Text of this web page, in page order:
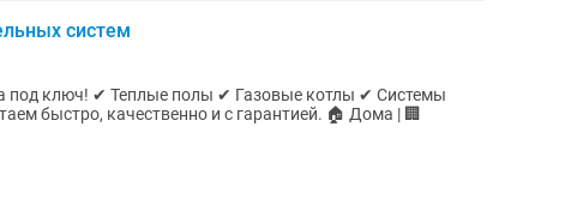
систем
котлы ✔ Системы